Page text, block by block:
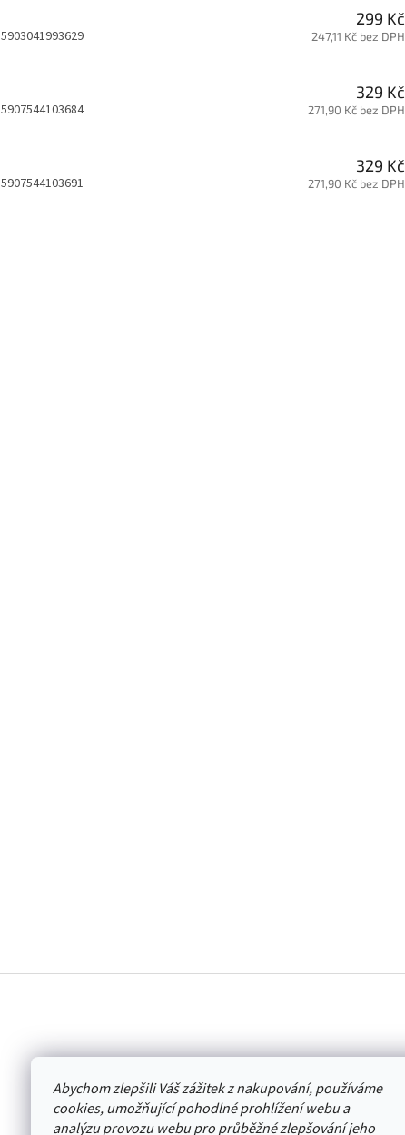
Abychom zlepšili Váš zážitek z nakupování, používáme
cookies, umožňující pohodlné prohlížení webu a
analýzu provozu webu pro průběžné zlepšování jeho
5903041993629
299 Kč
247,11 Kč bez DPH
5907544103684
329 Kč
271,90 Kč bez DPH
5907544103691
329 Kč
271,90 Kč bez DPH